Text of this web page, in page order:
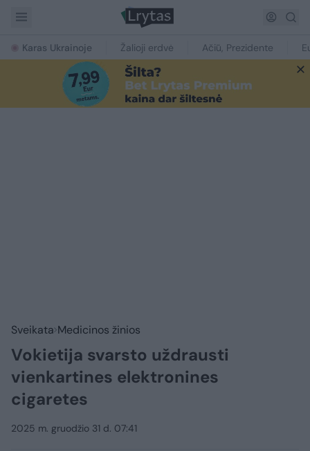
Karas Ukrainoje Žalioji erdvė Ačiū, Prezidente
Sveikata Medicinos žinios
Vokietija svarsto uždrausti
vienkartines elektronines
cigaretes
2025 m. gruodžio 31 d. 07:41